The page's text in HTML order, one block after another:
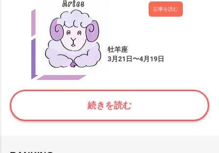
記事を読む
続きを読む